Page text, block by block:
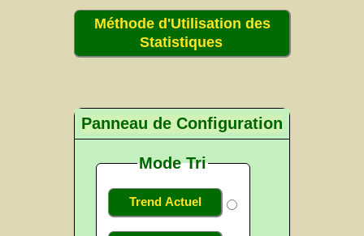
Méthode d'Utilisation des
Statistiques
Panneau de Configuration
Mode Tri
Trend Actuel